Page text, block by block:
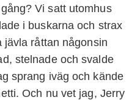
Vi satt utomhus
i buskarna och strax
råttan någonsin
stelnade och svalde
sprang iväg och kände
Och nu vet jag, Jerry